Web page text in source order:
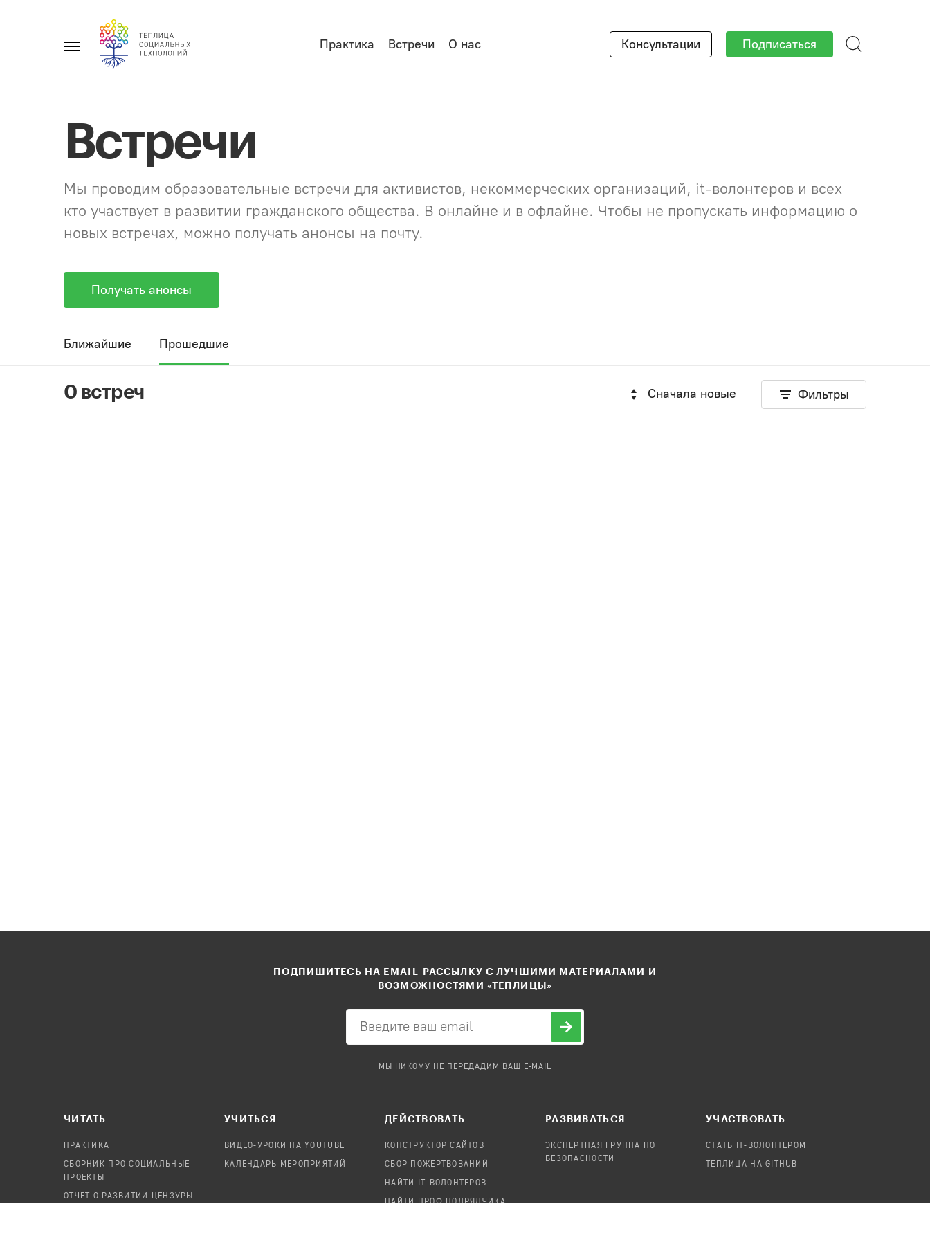
Главное
Практика Встречи О нас Консультации Подписаться
Встречи
Мы проводим образовательные встречи для активистов, некоммерческих организаций, it-волонтеров и всех
кто участвует в развитии гражданского общества. В онлайне и в офлайне. Чтобы не пропускать информацию о
новых встречах, можно получать анонсы на почту.
Получать анонсы
Ближайшие Прошедшие
0 встреч Сначала новые Фильтры
ПОДПИШИТЕСЬ НА EMAIL-РАССЫЛКУ С ЛУЧШИМИ МАТЕРИАЛАМИ И
ВОЗМОЖНОСТЯМИ «ТЕПЛИЦЫ»
МЫ НИКОМУ НЕ ПЕРЕДАДИМ ВАШ E-MAIL
ЧИТАТЬ
ПРАКТИКА
СБОРНИК ПРО СОЦИАЛЬНЫЕ
ПРОЕКТЫ
ОТЧЕТ О РАЗВИТИИ ЦЕНЗУРЫ
УЧИТЬСЯ
ВИДЕО-УРОКИ НА YOUTUBE
КАЛЕНДАРЬ МЕРОПРИЯТИЙ
ДЕЙСТВОВАТЬ
КОНСТРУКТОР САЙТОВ
СБОР ПОЖЕРТВОВАНИЙ
НАЙТИ IT-ВОЛОНТЕРОВ
НАЙТИ ПРОФ.ПОДРЯДЧИКА
РАЗВИВАТЬСЯ
ЭКСПЕРТНАЯ ГРУППА ПО
БЕЗОПАСНОСТИ
УЧАСТВОВАТЬ
СТАТЬ IT-ВОЛОНТЕРОМ
ТЕПЛИЦА НА GITHUB